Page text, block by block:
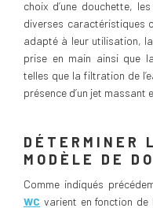
choix d’une douchette,
diverses caractéristiques
adapté à leur utilisation,
prise en main ainsi que
telles que la filtration de
présence d’un jet massant
DÉTERMINER
MODÈLE DE
Comme indiqués
WC varient en fonction de